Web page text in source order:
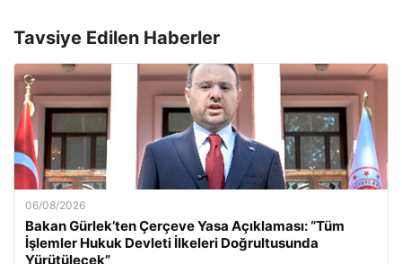
Tavsiye Edilen Haberler
06/08/2026
Bakan Gürlek’ten Çerçeve Yasa Açıklaması: “Tüm
İşlemler Hukuk Devleti İlkeleri Doğrultusunda
Yürütülecek”